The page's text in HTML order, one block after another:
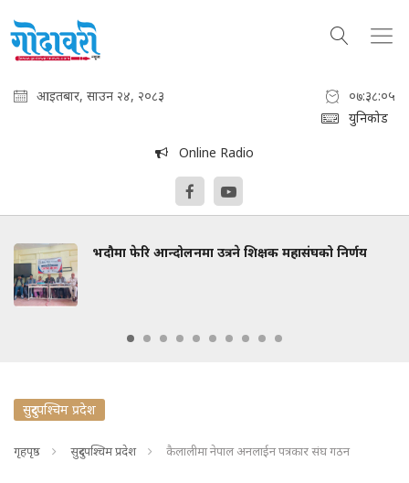
आइतबार, साउन २४, २०८३
०७:३८:०६
युनिकोड
Online Radio
भदौमा फेरि आन्दोलनमा उत्रने शिक्षक महासंघको निर्णय
सुदुरपश्चिम प्रदेश
गृहपृष्ठ सुदुरपश्चिम प्रदेश कैलालीमा नेपाल अनलाईन पत्रकार संघ गठन